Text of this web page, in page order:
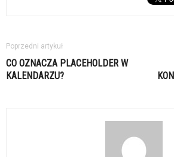
Poprzedni artykuł
CO OZNACZA PLACEHOLDER W
KALENDARZU?